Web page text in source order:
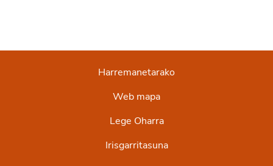
Harremanetarako
Web mapa
Lege Oharra
Irisgarritasuna